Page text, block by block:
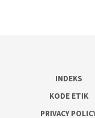
INDEKS
KODE ETIK
PRIVACY